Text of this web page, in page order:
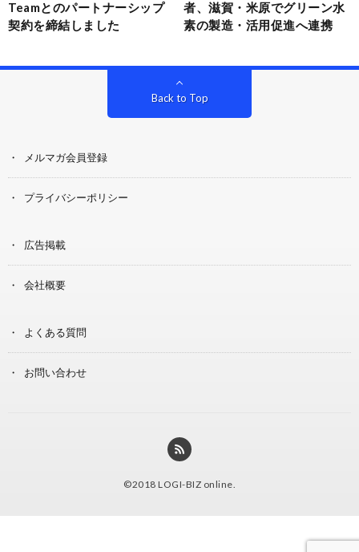
Teamとのパートナーシップ
契約を締結しました
者、滋賀・米原でグリーン水
素の製造・活用促進へ連携
Back to Top
メルマガ会員登録
プライバシーポリシー
広告掲載
会社概要
よくある質問
お問い合わせ
©2018 LOGI-BIZ online.